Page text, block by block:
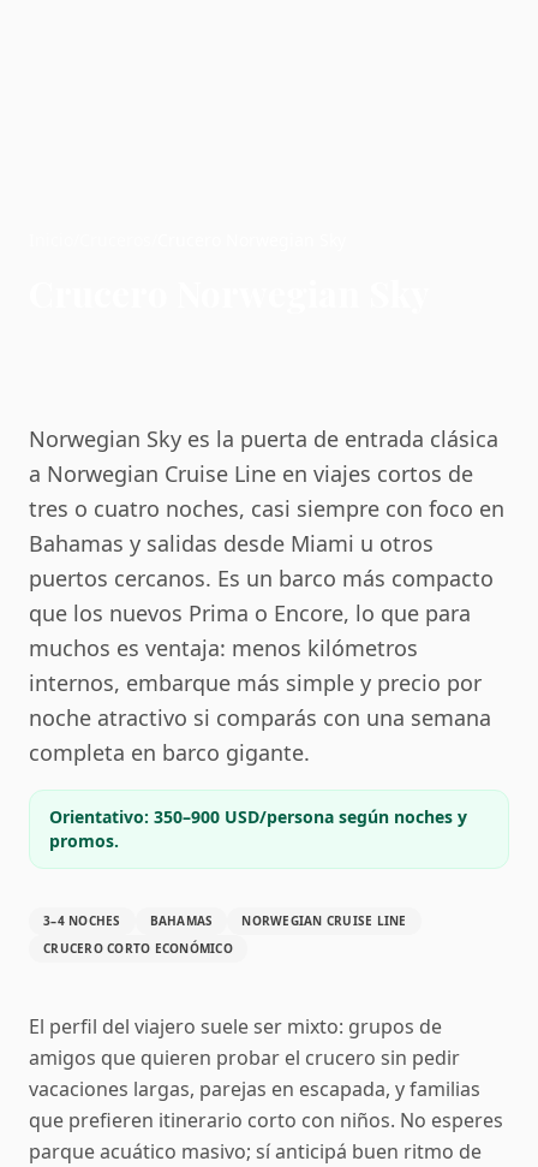
Norwegian Sky es la puerta de entrada clásica
a Norwegian Cruise Line en viajes cortos de
tres o cuatro noches, casi siempre con foco en
Bahamas y salidas desde Miami u otros
puertos cercanos. Es un barco más compacto
que los nuevos Prima o Encore, lo que para
muchos es ventaja: menos kilómetros
internos, embarque más simple y precio por
noche atractivo si comparás con una semana
completa en barco gigante.
Orientativo: 350–900 USD/persona según noches y
promos.
3–4 NOCHES BAHAMAS
NORWEGIAN CRUISE LINE
CRUCERO CORTO ECONÓMICO
El perfil del viajero suele ser mixto: grupos de
amigos que quieren probar el crucero sin pedir
vacaciones largas, parejas en escapada, y familias
que prefieren itinerario corto con niños. No esperes
parque acuático masivo; sí anticipá buen ritmo de